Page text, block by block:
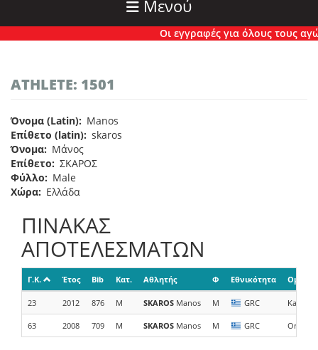
Μενού
Οι εγγραφές για όλους τους
ATHLETE: 1501
Όνομα (Latin)
Manos
Επίθετο (latin) skaros
Όνομα
Μάνος
Επίθετο
ΣΚΑΡΟΣ
Φύλλο
Male
Χώρα
Ελλάδα
ΠΙΝΑΚΑΣ
ΑΠΟΤΕΛΕΣΜΑΤΩΝ
Γ.Κ. Έτος Bib Κατ. Αθλητής Φ Εθνικότητα Ομάδα/
23 2012 876 M SKAROS Manos M GRC
63 2008 709 M SKAROS Manos M GRC